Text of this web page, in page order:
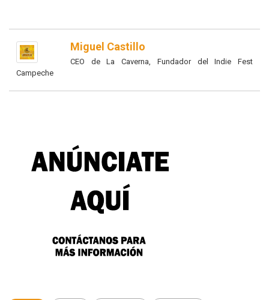
Miguel Castillo
CEO de La Caverna, Fundador del Indie Fest
Campeche